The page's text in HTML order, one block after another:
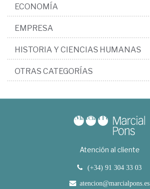
ECONOMÍA
EMPRESA
HISTORIA Y CIENCIAS HUMANAS
OTRAS CATEGORÍAS
Atención al cliente
(+34) 91 304 33 03
atencion@marcialpons.es